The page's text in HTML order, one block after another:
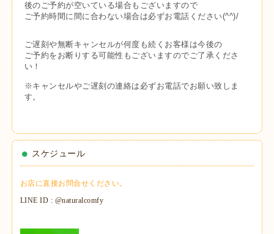
後のご予約が空いている場合もございますので
ご予約時間に間に合わない場合は必ずお電話ください(^^)/
ご遅刻や無断キャンセルが何度も続くお客様は今後の
ご予約をお断りする可能性もございますのでご了承くださ
い！
※キャンセルやご遅刻の連絡は必ずお電話でお願い致しま
す。
スケジュール
お店に直接お問合せください。
LINE ID : @naturalcomfy